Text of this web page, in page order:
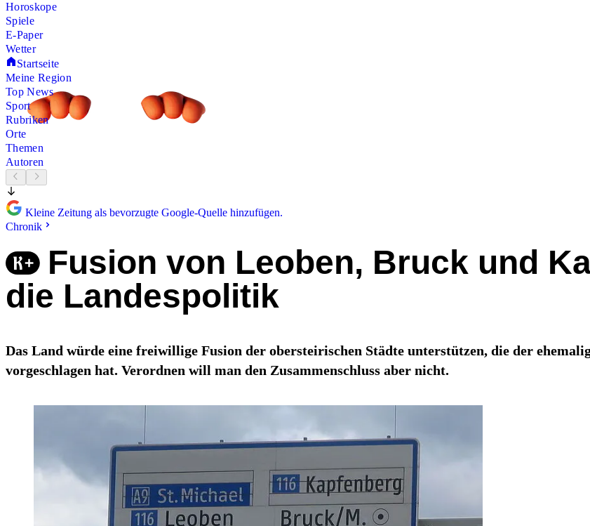
Horoskope
Spiele
E-Paper
Wetter
Startseite
Meine Region
Top News
Sport
Rubriken
Orte
Themen
Autoren
Kleine Zeitung als bevorzugte Google-Quelle hinzufügen.
Chronik
Fusion von Leoben, Bruck und
die Landespolitik
Das Land würde eine freiwillige Fusion der obersteirischen Städte unterstützen, die der
vorgeschlagen hat. Verordnen will man den Zusammenschluss aber nicht.